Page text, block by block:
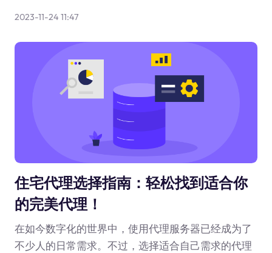
2023-11-24 11:47
住宅代理选择指南：轻松找到适合你
的完美代理！
在如今数字化的世界中，使用代理服务器已经成为了
不少人的日常需求。不过，选择适合自己需求的代理